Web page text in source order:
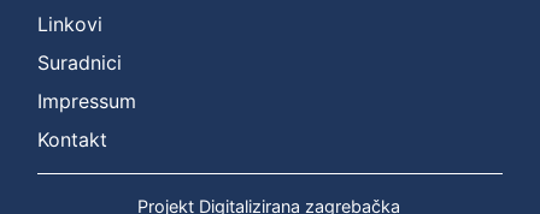
Linkovi
Suradnici
Impressum
Kontakt
Projekt Digitalizirana zagrebačka